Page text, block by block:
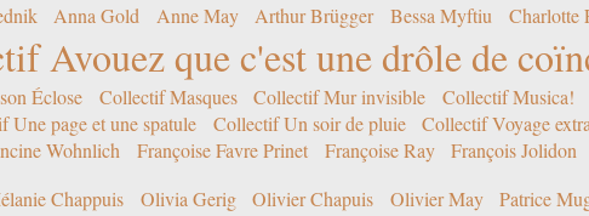
Anna Gold Anne May Arthur Brügger Bessa Myftiu Charlotte
Avouez que c'est une drôle de
Éclose Collectif Masques Collectif Mur invisible Collectif Musica!
Une page et une spatule Collectif Un soir de pluie Collectif Voyage
Wohnlich Françoise Favre Prinet Françoise Ray François Jolidon
Chappuis Olivia Gerig Olivier Chapuis Olivier May Patrice